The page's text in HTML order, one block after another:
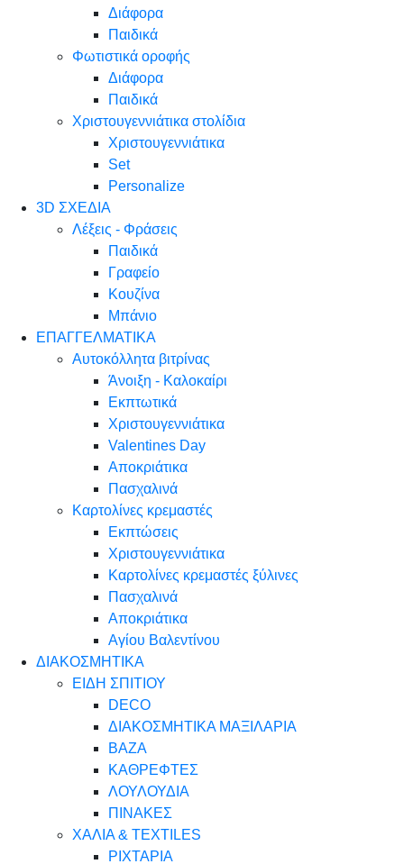
Διάφορα
Παιδικά
Φωτιστικά οροφής
Διάφορα
Παιδικά
Χριστουγεννιάτικα στολίδια
Χριστουγεννιάτικα
Set
Personalize
3D ΣΧΕΔΙΑ
Λέξεις - Φράσεις
Παιδικά
Γραφείο
Κουζίνα
Μπάνιο
ΕΠΑΓΓΕΛΜΑΤΙΚΑ
Αυτοκόλλητα βιτρίνας
Άνοιξη - Καλοκαίρι
Εκπτωτικά
Χριστουγεννιάτικα
Valentines Day
Αποκριάτικα
Πασχαλινά
Καρτολίνες κρεμαστές
Εκπτώσεις
Χριστουγεννιάτικα
Καρτολίνες κρεμαστές ξύλινες
Πασχαλινά
Αποκριάτικα
Αγίου Βαλεντίνου
ΔΙΑΚΟΣΜΗΤΙΚΑ
ΕΙΔΗ ΣΠΙΤΙΟΥ
DECO
ΔΙΑΚΟΣΜΗΤΙΚΑ ΜΑΞΙΛΑΡΙΑ
ΒΑΖΑ
ΚΑΘΡΕΦΤΕΣ
ΛΟΥΛΟΥΔΙΑ
ΠΙΝΑΚΕΣ
ΧΑΛΙΑ & TEXTILES
ΡΙΧΤΑΡΙΑ